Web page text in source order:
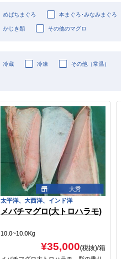
めばちまぐろ 本まぐろ･みなみまぐろ
かじき類 その他のマグロ
冷蔵 冷凍 その他（常温）
大秀
太平洋、大西洋、インド洋
メバチマグロ(大トロハラモ)
10.0~10.0Kg
¥35,000(税抜)/箱